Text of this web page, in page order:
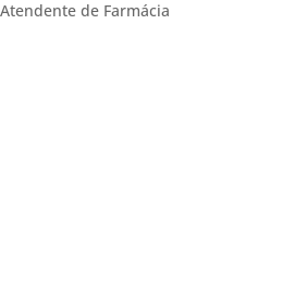
Atendente de Farmácia